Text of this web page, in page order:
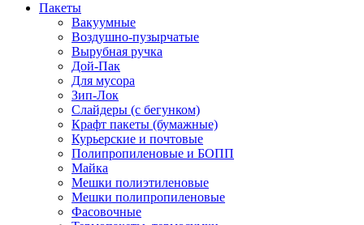
Пакеты
Вакуумные
Воздушно-пузырчатые
Вырубная ручка
Дой-Пак
Для мусора
Зип-Лок
Слайдеры (с бегунком)
Крафт пакеты (бумажные)
Курьерские и почтовые
Полипропиленовые и БОПП
Майка
Мешки полиэтиленовые
Мешки полипропиленовые
Фасовочные